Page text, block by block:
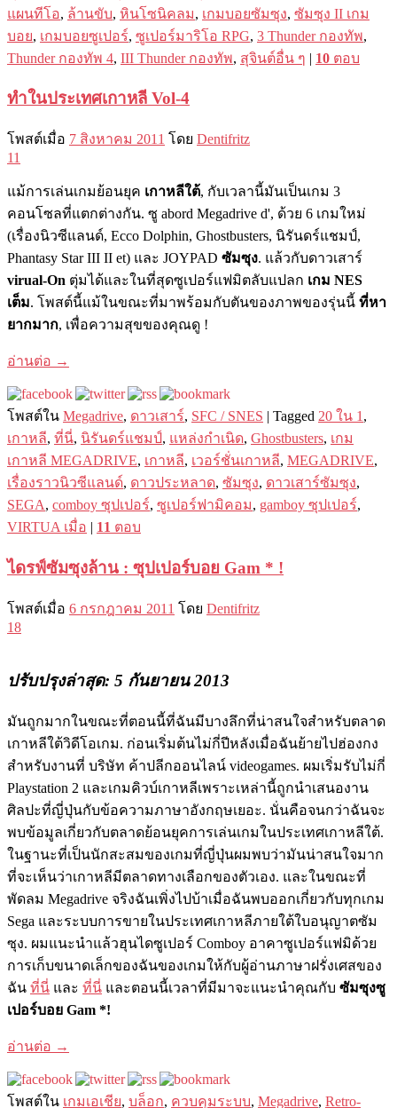
แผนทีโอ, ล้านขับ, หินโซนิคลม, เกมบอยซัมซุง, ซัมซุง II เกม
บอย, เกมบอยซูเปอร์, ซูเปอร์มาริโอ RPG, 3 Thunder กองทัพ,
Thunder กองทัพ 4, III Thunder กองทัพ, สุจินต์อื่น ๆ | 10 ตอบ
ทำในประเทศเกาหลี Vol-4
โพสต์เมื่อ 7 สิงหาคม 2011 โดย Dentifritz
11
แม้การเล่นเกมย้อนยุค เกาหลีใต้, กับเวลานี้มันเป็นเกม 3
คอนโซลที่แตกต่างกัน. ซู abord Megadrive d', ด้วย 6 เกมใหม่
(เรื่องนิวซีแลนด์, Ecco Dolphin, Ghostbusters, นิรันดร์แชมป์,
Phantasy Star III II et) และ JOYPAD ซัมซุง. แล้วกับดาวเสาร์
virual-On ตุ่มได้และในที่สุดซูเปอร์แฟมิตลับแปลก เกม NES
เต็ม. โพสต์นี้แม้ในขณะที่มาพร้อมกับตันของภาพของรุ่นนี้ ที่หา
ยากมาก, เพื่อความสุขของคุณดู !
อ่านต่อ →
โพสต์ใน Megadrive, ดาวเสาร์, SFC / SNES | Tagged 20 ใน 1 ,
เกาหลี, ที่นี่, นิรันดร์แชมป์, แหล่งกำเนิด, Ghostbusters, เกม
เกาหลี MEGADRIVE, เกาหลี, เวอร์ชั่นเกาหลี, MEGADRIVE,
เรื่องราวนิวซีแลนด์, ดาวประหลาด, ซัมซุง, ดาวเสาร์ซัมซุง,
SEGA, comboy ซุปเปอร์, ซูเปอร์ฟามิคอม, gamboy ซุปเปอร์,
VIRTUA เมื่อ | 11 ตอบ
ไดรฟ์ซัมซุงล้าน : ซุปเปอร์บอย Gam * !
โพสต์เมื่อ 6 กรกฎาคม 2011 โดย Dentifritz
18
ปรับปรุงล่าสุด: 5 กันยายน 2013
มันถูกมากในขณะที่ตอนนี้ที่ฉันมีบางลึกที่น่าสนใจสำหรับตลาด
เกาหลีใต้วิดีโอเกม. ก่อนเริ่มต้นไม่กี่ปีหลังเมื่อฉันย้ายไปฮ่องกง
สำหรับงานที่ บริษัท ค้าปลีกออนไลน์ videogames. ผมเริ่มรับไม่กี่
Playstation 2 และเกมคิวบ์เกาหลีเพราะเหล่านี้ถูกนำเสนองาน
ศิลปะที่ญี่ปุ่นกับข้อความภาษาอังกฤษเยอะ. นั่นคือจนกว่าฉันจะ
พบข้อมูลเกี่ยวกับตลาดย้อนยุคการเล่นเกมในประเทศเกาหลีใต้.
ในฐานะที่เป็นนักสะสมของเกมที่ญี่ปุ่นผมพบว่ามันน่าสนใจมาก
ที่จะเห็นว่าเกาหลีมีตลาดทางเลือกของตัวเอง. และในขณะที่
พัดลม Megadrive จริงฉันเพิ่งไปบ้าเมื่อฉันพบออกเกี่ยวกับทุกเกม
Sega และระบบการขายในประเทศเกาหลีภายใต้ใบอนุญาตซัม
ซุง. ผมแนะนำแล้วฮุนไดซูเปอร์ Comboy อาคาซูเปอร์แฟมิด้วย
การเก็บขนาดเล็กของฉันของเกมให้กับผู้อ่านภาษาฝรั่งเศสของ
ฉัน ที่นี่ และ ที่นี่ และตอนนี้เวลาที่มีมาจะแนะนำคุณกับ ซัมซุงซู
เปอร์บอย Gam *!
อ่านต่อ →
โพสต์ใน เกมเอเชีย, บล็อก, ควบคุมระบบ, Megadrive, Retro-